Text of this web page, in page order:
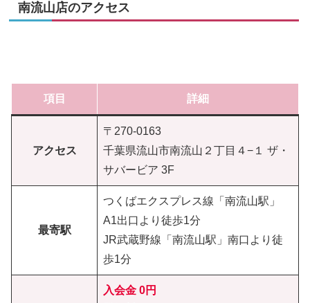
南流山店のアクセス
項目 詳細
アクセス
〒270-0163
千葉県流山市南流山２丁目４−１ ザ・
サバービア 3F
最寄駅
つくばエクスプレス線「南流山駅」
A1出口より徒歩1分
JR武蔵野線「南流山駅」南口より徒
歩1分
入会金 0円